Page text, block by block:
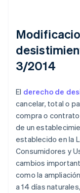
3/2014
El derecho de
cancelar, total o
compra o
de un
establecido en la
Consumidores y
cambios
como la
a 14 días